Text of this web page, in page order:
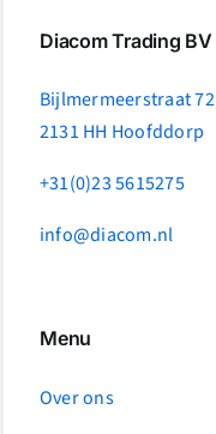
Diacom Trading BV
Bijlmermeerstraat 72
2131 HH Hoofddorp
+31(0)23 5615275
info@diacom.nl
Menu
Over ons